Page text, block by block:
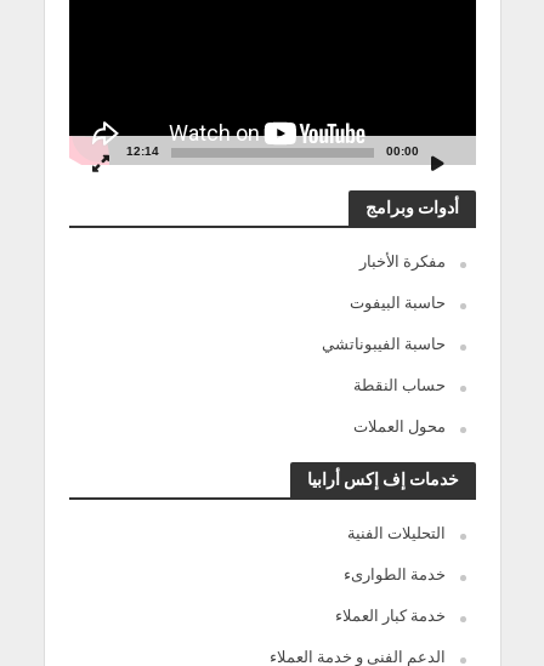
00:00
12:14
أدوات وبرامج
مفكرة الأخبار
حاسبة البيفوت
حاسبة الفيبوناتشي
حساب النقطة
محول العملات
خدمات إف إكس أرابيا
التحليلات الفنية
خدمة الطوارىء
خدمة كبار العملاء
الدعم الفنى و خدمة العملاء